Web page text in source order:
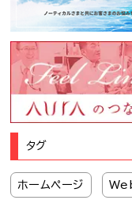
タグ
ホームページ